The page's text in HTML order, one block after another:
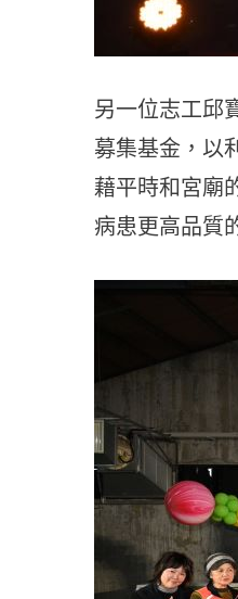
另一位志工邱
募集基金，以
藉平時和宮廟
病患更高品質